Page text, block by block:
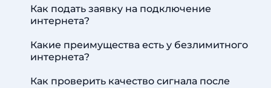
Как подать заявку на подключение
интернета?
Какие преимущества есть у безлимитного
интернета?
Как проверить качество сигнала после